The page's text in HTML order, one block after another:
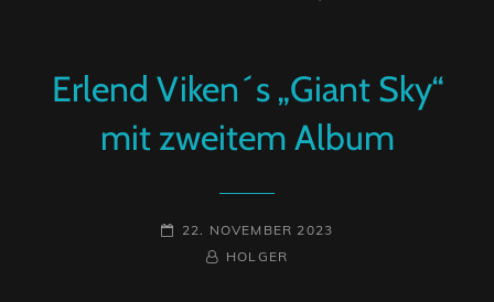
Erlend Viken´s „Giant Sky“
mit zweitem Album
POSTED-
22. NOVEMBER 2023
BY
BYLINEHOLGER